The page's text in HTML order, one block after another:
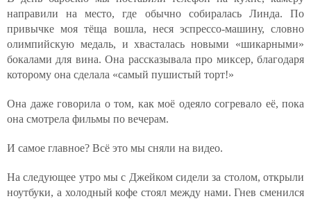
направили на место, где обычно собиралась Линда. По
привычке моя тёща вошла, неся эспрессо-машину, словно
олимпийскую медаль, и хвасталась новыми «шикарными»
бокалами для вина. Она рассказывала про миксер, благодаря
которому она сделала «самый пушистый торт!»
Она даже говорила о том, как моё одеяло согревало её, пока
она смотрела фильмы по вечерам.
И самое главное? Всё это мы сняли на видео.
На следующее утро мы с Джейком сидели за столом, открыли
ноутбуки, а холодный кофе стоял между нами. Гнев сменился